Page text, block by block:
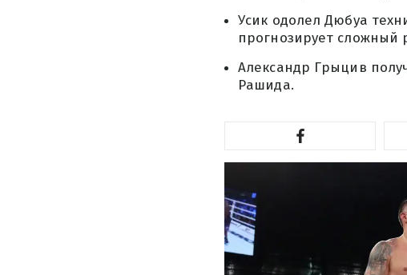
Усик одолел Дюбуа
прогнозирует сложный
Александр Грыцив
Рашида.